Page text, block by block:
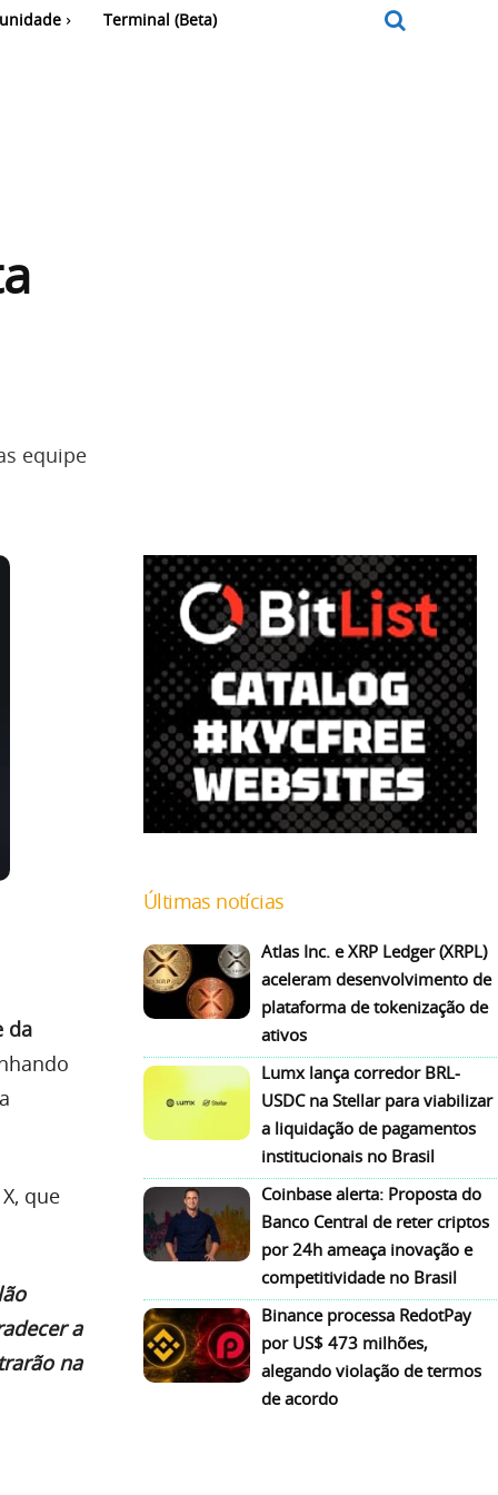
Terminal (Beta)
equipe
da
que
a
na
Últimas notícias
Atlas Inc. e XRP Ledger (XRPL)
aceleram desenvolvimento de
plataforma de tokenização de
ativos
Lumx lança corredor BRL-
USDC na Stellar para viabilizar
a liquidação de pagamentos
institucionais no Brasil
Coinbase alerta: Proposta do
Banco Central de reter criptos
por 24h ameaça inovação e
competitividade no Brasil
Binance processa RedotPay
por US$ 473 milhões,
alegando violação de termos
de acordo